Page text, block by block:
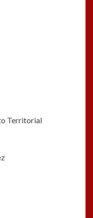
Territorial